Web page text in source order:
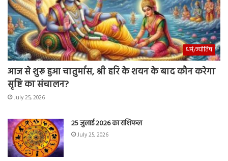
धर्म/ज्योतिष
आज से शुरू हुआ चातुर्मास, श्री हरि के शयन के बाद कौन करेगा
सृष्टि का संचालन?
July 25, 2026
25 जुलाई 2026 का राशिफल
July 25, 2026